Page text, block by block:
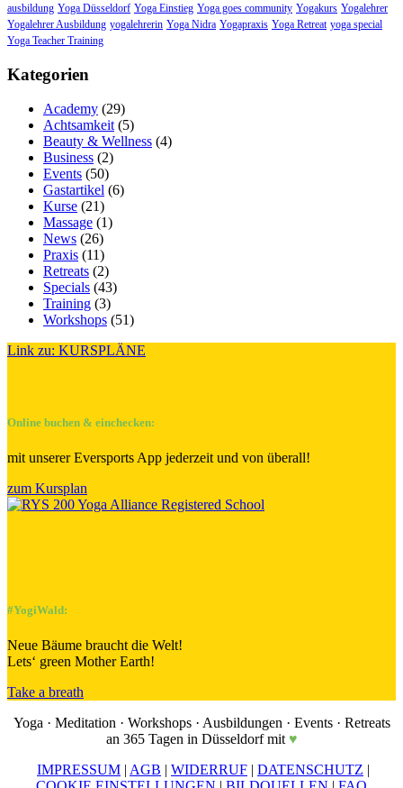
ausbildung Yoga Düsseldorf Yoga Einstieg Yoga goes community Yogakurs Yogalehrer
Yogalehrer Ausbildung yogalehrerin Yoga Nidra Yogapraxis Yoga Retreat yoga special
Yoga Teacher Training
Kategorien
Academy (29)
Achtsamkeit(5)
Beauty & Wellness (4)
Business (2)
Events (50)
Gastartikel (6)
Kurse (21)
Massage (1)
News (26)
Praxis (11)
Retreats (2)
Specials (43)
Training (3)
Workshops (51)
Link zu: KURSPLÄNE
Online buchen & einchecken:
mit unserer Eversports App jederzeit und von überall!
zum Kursplan
#YogiWald:
Neue Bäume braucht die Welt!
Lets‘ green Mother Earth!
Take a breath
Yoga · Meditation · Workshops · Ausbildungen · Events · Retreats
an 365 Tagen in Düsseldorf mit ♥
IMPRESSUM | AGB | WIDERRUF | DATENSCHUTZ |